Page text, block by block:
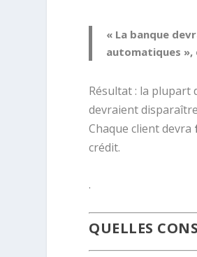
« La banque
automatiques »,
Résultat : la plupart
devraient
Chaque client devra
crédit.
.
QUELLES